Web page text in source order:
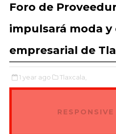
Foro de
impulsará moda
empresarial de
1 year ago Tlaxcala,